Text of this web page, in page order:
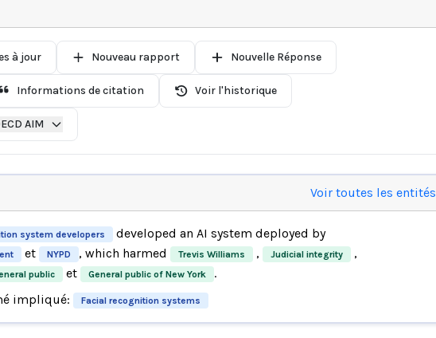
à jour Nouveau rapport Nouvelle Réponse
Informations de citation Voir l'historique
AIM
Voir toutes les entités
system developers developed an AI system deployed by
et NYPD , which harmed Trevis Williams , Judicial integrity ,
public et General public of New York
.
impliqué:
Facial recognition systems